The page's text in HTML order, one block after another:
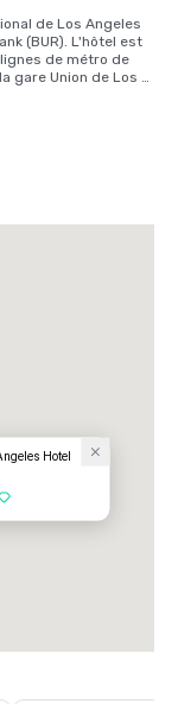
de Los Angeles
(BUR). L'hôtel est
de métro de
gare Union de Los
Hotel